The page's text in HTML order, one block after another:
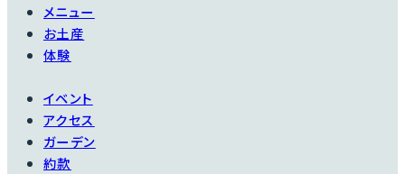
メニュー
お土産
体験
イベント
アクセス
ガーデン
約款